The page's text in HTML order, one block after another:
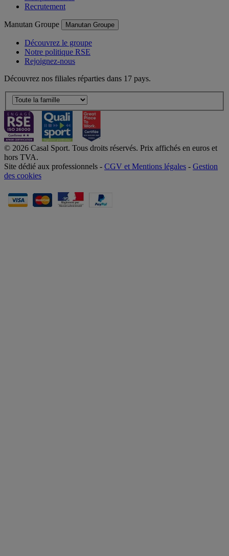
Recrutement
Manutan Groupe Manutan Groupe
Découvrez le groupe
Notre politique RSE
Rejoignez-nous
Découvrez nos filiales réparties dans 17 pays.
© 2026 Casal Sport. Tous droits réservés. Prix affichés en euros et
hors TVA.
Site dédié aux professionnels - CGV et Mentions légales - Gestion
des cookies